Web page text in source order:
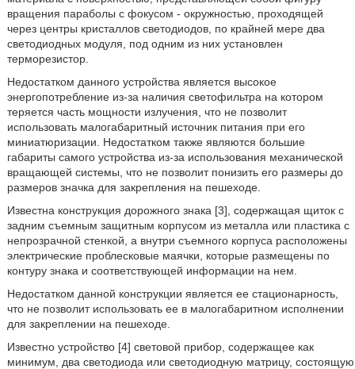
вращения параболы с фокусом - окружностью, проходящей
через центры кристаллов светодиодов, по крайней мере два
светодиодных модуля, под одним из них установлен
терморезистор.
Недостатком данного устройства является высокое
энергопотребление из-за наличия светофильтра на котором
теряется часть мощности излучения, что не позволит
использовать малогабаритный источник питания при его
миниатюризации. Недостатком также являются большие
габариты самого устройства из-за использования механической
вращающей системы, что не позволит понизить его размеры до
размеров значка для закрепления на пешеходе.
Известна конструкция дорожного знака [3], содержащая щиток с
задним съемным защитным корпусом из металла или пластика с
непрозрачной стенкой, а внутри съемного корпуса расположены
электрические проблесковые маячки, которые размещены по
контуру знака и соответствующей информации на нем.
Недостатком данной конструкции является ее стационарность,
что не позволит использовать ее в малогабаритном исполнении
для закреплении на пешеходе.
Известно устройство [4] световой прибор, содержащее как
минимум, два светодиода или светодиодную матрицу, состоящую